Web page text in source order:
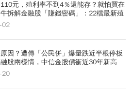
元，殖利率不到4％還能存？就怕買在
拆解金融股「賺錢密碼」：22檔最新殖
02
因？遭傳「公民併」爆量跌近半根停板
股兩樣情，中信金股價衝近30年新高
20